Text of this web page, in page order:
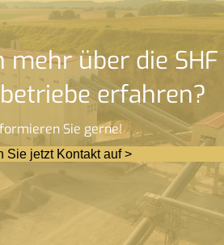
mehr über die SHF
erfahren?
Sie gerne!
Sie jetzt Kontakt auf >